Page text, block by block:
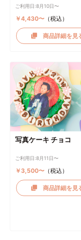
ご利用日:8月10日〜
￥4,430〜（税込）
商品詳細を見
写真ケーキ チョコ
ご利用日:8月11日〜
￥3,500〜（税込）
商品詳細を見